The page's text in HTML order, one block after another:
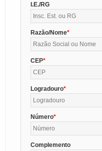
I.E./RG
Razão/Nome
CEP
Logradouro
Número
Complemento